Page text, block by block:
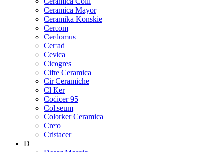
Ceramica Mayor
Ceramika Konskie
Cercom
Cerdomus
Cerrad
Cevica
Cicogres
Cifre Ceramica
Cir Ceramiche
Cl Ker
Codicer 95
Coliseum
Colorker Ceramica
Creto
Cristacer
D